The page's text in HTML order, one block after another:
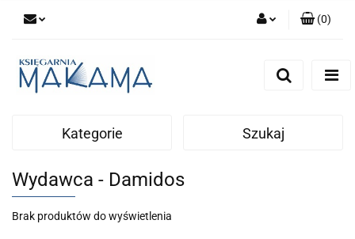
(0)
Kategorie Szukaj
Wydawca - Damidos
Brak produktów do wyświetlenia